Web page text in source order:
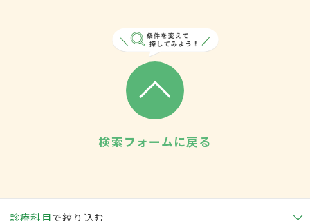
検索フォームに戻る
診療科目で絞り込む